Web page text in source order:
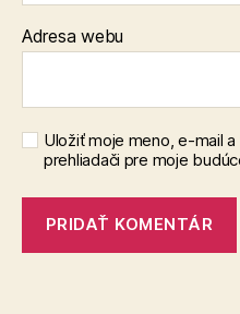
Adresa webu
Uložiť moje meno, e-mail
prehliadači pre moje